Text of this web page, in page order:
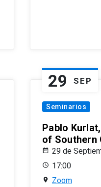
29 SEP
Seminarios
Pablo
of Southern
29 de
17:00
Zoom